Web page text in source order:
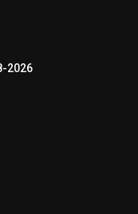
2026